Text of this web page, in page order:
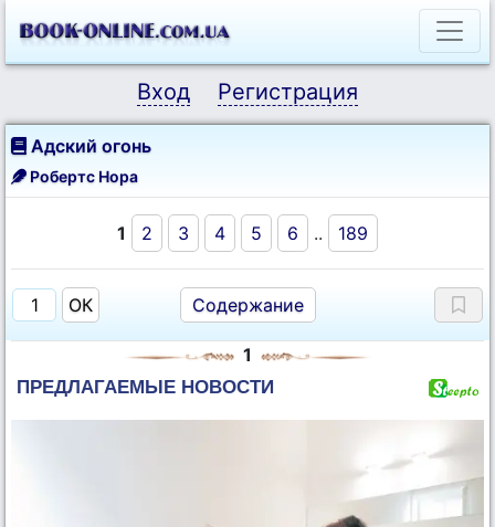
Вход Регистрация
Адский огонь
Робертс Нора
1 2 3 4 5 6 .. 189
Содержание
1